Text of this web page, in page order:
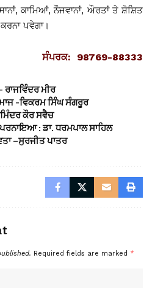
ਕਾਮਿਆਂ, ਨੌਜਵਾਨਾਂ, ਔਰਤਾਂ ਤੇ ਸ਼ੋਸ਼ਿਤ
ਪਵੇਗਾ।
ਸੰਪਰਕ: 98769-88333
ਰਾਜਵਿੰਦਰ ਮੀਰ
-ਵਿਕਰਮ ਸਿੰਘ ਸੰਗਰੂਰ
ਕੌਰ ਸਵੈਚ
: ਡਾ. ਧਰਮਪਾਲ ਸਾਹਿਲ
–ਸੁਰਜੀਤ ਪਾਤਰ
Required fields are marked *